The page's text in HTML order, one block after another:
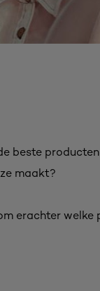
beste
maakt?
erachter welke